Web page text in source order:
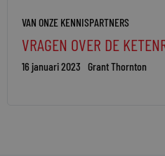
VAN ONZE KENNISPARTNERS
VRAGEN OVER DE
16 januari 2023 Grant Thornton